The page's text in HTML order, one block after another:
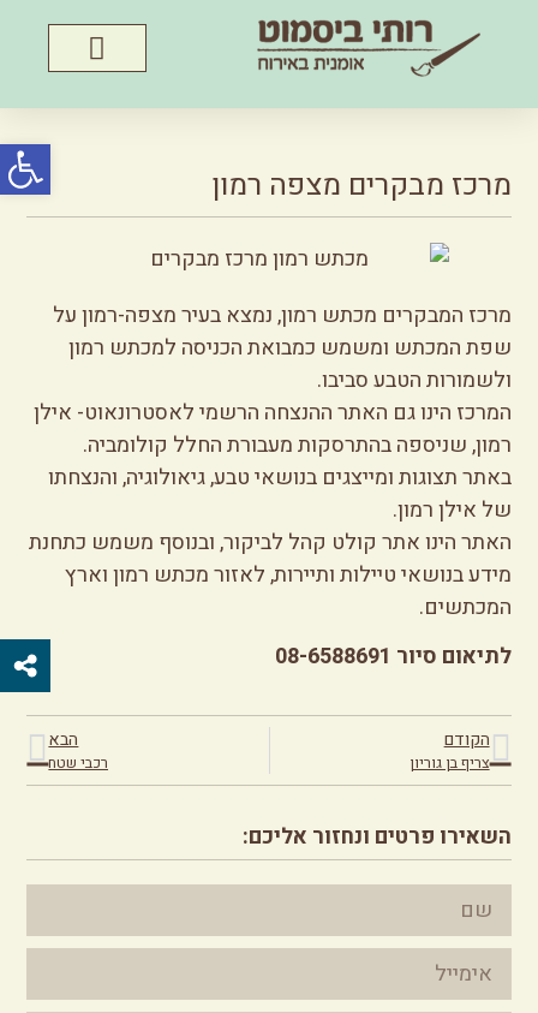
פתח
מרכז מבקרים מצפה רמון
מרכז המבקרים מכתש רמון, נמצא בעיר מצפה-רמון על
שפת המכתש ומשמש כמבואת הכניסה למכתש רמון
ולשמורות הטבע סביבו.
המרכז הינו גם האתר ההנצחה הרשמי לאסטרונאוט- אילן
רמון, שניספה בהתרסקות מעבורת החלל קולומביה.
באתר תצוגות ומייצגים בנושאי טבע, גיאולוגיה, והנצחתו
של אילן רמון.
האתר הינו אתר קולט קהל לביקור, ובנוסף משמש כתחנת
מידע בנושאי טיילות ותיירות, לאזור מכתש רמון וארץ
המכתשים.
לתיאום סיור 08-6588691
הקודם
צריף בן גוריון
הבא
רכבי שטח
השאירו פרטים ונחזור אליכם: